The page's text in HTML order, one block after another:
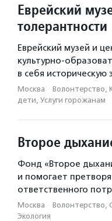
Еврейский
толерантности
Еврейский музей и
культурно-
в себя
Москва · Волонтерство,
дети, Услуги горожанам
Второе
Фонд «Второе
и помогает
ответственного
Москва · Волонтерство,
Экология